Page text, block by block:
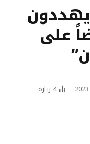
موظفو OpenAI يهددون
على
4 زيارة